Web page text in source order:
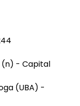
(n) - Capital
(UBA) -